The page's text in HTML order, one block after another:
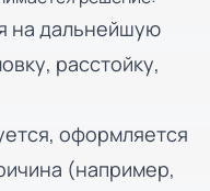
на дальнейшую
расстойку,
оформляется
(например,